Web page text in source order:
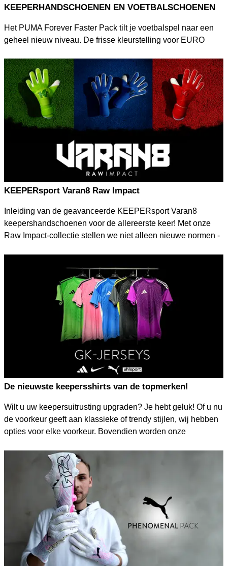
KEEPERHANDSCHOENEN EN VOETBALSCHOENEN
Het PUMA Forever Faster Pack tilt je voetbalspel naar een
geheel nieuw niveau. De frisse kleurstelling voor EURO
van de Future-, ULTRA- en King-silo's schitteren in oranje en
roze. De FUTURE & ULTRA keepershandschoenen zorgen
voor uitstekende grip en controle, terwijl de FUTURE,
ULTRA, & King voetbalschoenen zorgen voor explosieve
acceleratie en optimale balcontrole.
KEEPERsport Varan8 Raw Impact
Inleiding van de geavanceerde KEEPERsport Varan8
keepershandschoenen voor de allereerste keer! Met onze
Raw Impact-collectie stellen we niet alleen nieuwe normen -
De nieuwste keepersshirts van de topmerken!
Wilt u uw keepersuitrusting upgraden? Je hebt geluk! Of u nu
de voorkeur geeft aan klassieke of trendy stijlen, wij hebben
opties voor elke voorkeur. Bovendien worden onze
korte broeken en sokken, voor een onverslaanbare prijs. Blijf
voorop en verbeter uw prestaties met onze nieuwste
keeperstruien. Koop nu en bereid u voor op succes.